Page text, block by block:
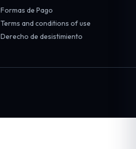
Formas de Pago
Terms and conditions of use
Derecho de desistimiento